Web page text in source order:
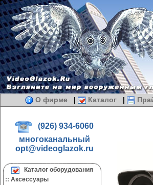
О фирме | Каталог |
(926) 934-6060
многоканальный
opt@videoglazok.ru
Каталог оборудования
:: Аксессуары